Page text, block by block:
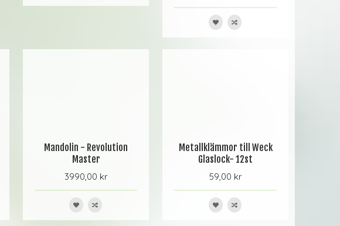
Mandolin - Revolution
Master
3990,00 kr
Metallklämmor till Weck
Glaslock- 12st
59,00 kr